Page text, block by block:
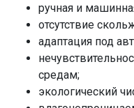
ручная и
отсутствие
адаптация под
средам;
экологический